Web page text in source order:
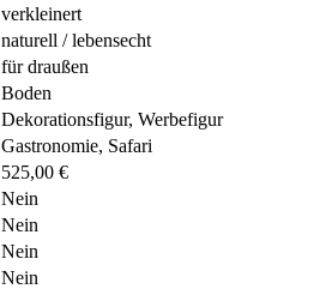
verkleinert
naturell / lebensecht
für draußen
Boden
Dekorationsfigur, Werbefigur
Gastronomie, Safari
525,00 €
Nein
Nein
Nein
Nein